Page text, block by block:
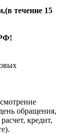
течение 15
обращения,
кредит,